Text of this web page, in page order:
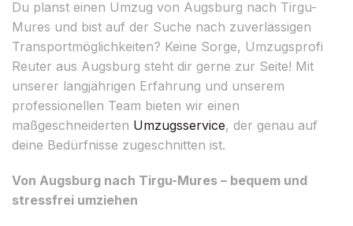
Du planst einen Umzug von Augsburg nach Tirgu-
Mures und bist auf der Suche nach zuverlässigen
Transportmöglichkeiten? Keine Sorge, Umzugsprofi
Reuter aus Augsburg steht dir gerne zur Seite! Mit
unserer langjährigen Erfahrung und unserem
professionellen Team bieten wir einen
maßgeschneiderten Umzugsservice, der genau auf
deine Bedürfnisse zugeschnitten ist.
Von Augsburg nach Tirgu-Mures – bequem und
stressfrei umziehen